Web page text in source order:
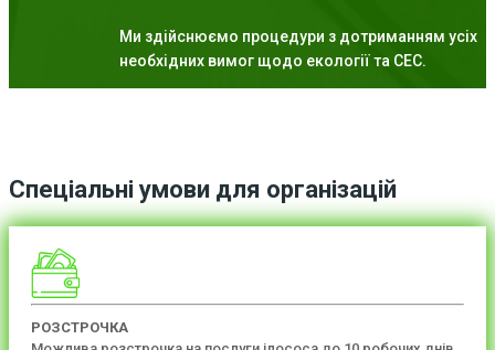
Ми здійснюємо процедури з дотриманням усіх
необхідних вимог щодо екології та СЕС.
Спеціальні умови для організацій
РОЗСТРОЧКА